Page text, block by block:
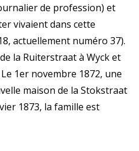
de profession) et
vivaient dans cette
actuellement numéro 37).
la Ruiterstraat à Wyck et
1er novembre 1872, une
maison de la Stokstraat
1873, la famille est